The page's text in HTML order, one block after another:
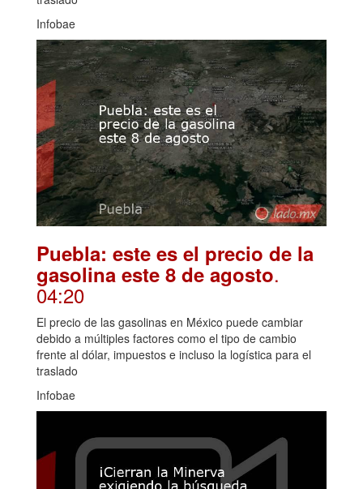
Infobae
Puebla: este es el precio de la
gasolina este 8 de agosto.
04:20
El precio de las gasolinas en México puede cambiar
debido a múltiples factores como el tipo de cambio
frente al dólar, impuestos e incluso la logística para el
traslado
Infobae